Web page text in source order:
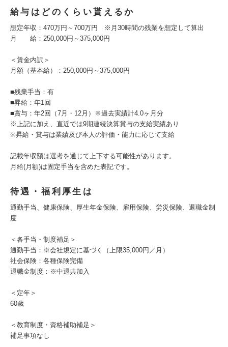
給与はどのくらい貰えるか
想定年収：470万円～700万円 ※月30時間の残業を想定して算出
月 給：250,000円～375,000円
＜賃金内訳＞
月額（基本給）：250,000円～375,000円
■残業手当：有
■昇給：年1回
■賞与：年2回（7月・12月）※過去実績計4.0ヶ月分
※上記に加え、直近では9期連続決算賞与の支給実績あり
※昇給・賞与は業績及び本人の評価・能力に応じて支給
記載年収額は選考を通じて上下する可能性があります。
月給(月額)は固定手当を含めた表記です。
待遇・福利厚生は
通勤手当、健康保険、厚生年金保険、雇用保険、労災保険、退職金制
度
＜各手当・制度補足＞
通勤手当：※会社規定に基づく（上限35,000円／月）
社会保険：各種保険完備
退職金制度：※中退共加入
＜定年＞
60歳
＜教育制度・資格補助補足＞
補足事項なし